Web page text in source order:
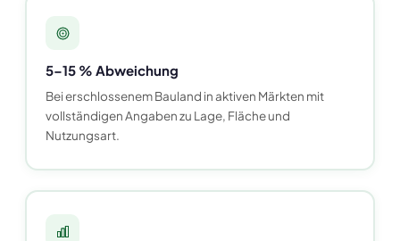
5–15 % Abweichung
Bei erschlossenem Bauland in aktiven Märkten mit
vollständigen Angaben zu Lage, Fläche und
Nutzungsart.